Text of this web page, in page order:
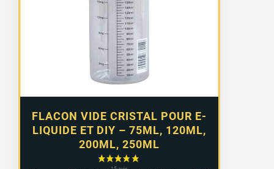
FLACON VIDE CRISTAL POUR E-
LIQUIDE ET DIY – 75ML, 120ML,
200ML, 250ML
2,99 €
à
4,99 €